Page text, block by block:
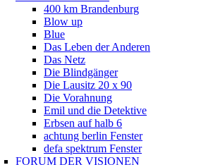
400 km Brandenburg
Blow up
Blue
Das Leben der Anderen
Das Netz
Die Blindgänger
Die Lausitz 20 x 90
Die Vorahnung
Emil und die Detektive
Erbsen auf halb 6
achtung berlin Fenster
defa spektrum Fenster
FORUM DER VISIONEN